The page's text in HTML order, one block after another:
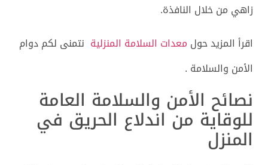
زاهي من خلال النافذة.
اقرأ المزيد حول معدات السلامة المنزلية نتمنى لكم دوام
الأمن والسلامة .
نصائح الأمن والسلامة العامة
للوقاية من اندلاع الحريق في
المنزل